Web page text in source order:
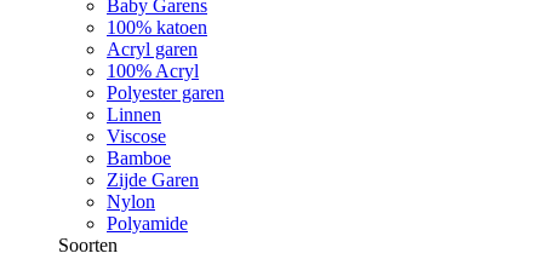
Baby Garens
100% katoen
Acryl garen
100% Acryl
Polyester garen
Linnen
Viscose
Bamboe
Zijde Garen
Nylon
Polyamide
Soorten